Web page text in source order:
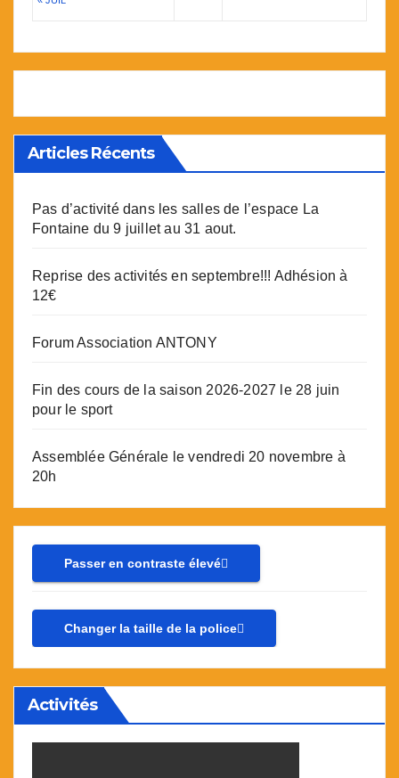
Articles Récents
Pas d’activité dans les salles de l’espace La
Fontaine du 9 juillet au 31 aout.
Reprise des activités en septembre!!! Adhésion à
12€
Forum Association ANTONY
Fin des cours de la saison 2026-2027 le 28 juin
pour le sport
Assemblée Générale le vendredi 20 novembre à
20h
Passer en contraste élevé
Changer la taille de la police
Activités